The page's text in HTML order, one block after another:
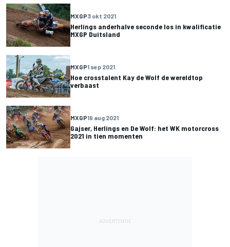
MXGP3 okt 2021
Herlings anderhalve seconde los in kwalificatie
MXGP Duitsland
MXGP1 sep 2021
Hoe crosstalent Kay de Wolf de wereldtop
verbaast
MXGP19 aug 2021
Gajser, Herlings en De Wolf: het WK motorcross
2021 in tien momenten